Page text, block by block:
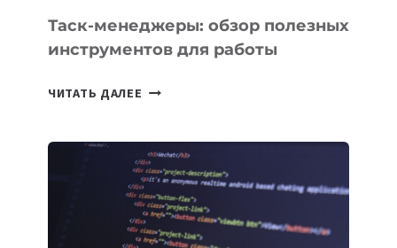
СЕГОДНЯ
Таск-менеджеры: обзор полезных
инструментов для работы
ЧИТАТЬ ДАЛЕЕ ТАСК-
ПОЛЕЗНЫХ
ИНСТРУМЕНТОВ
ДЛЯ
РАБОТЫ